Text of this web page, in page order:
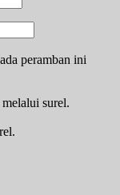
peramban ini
surel.